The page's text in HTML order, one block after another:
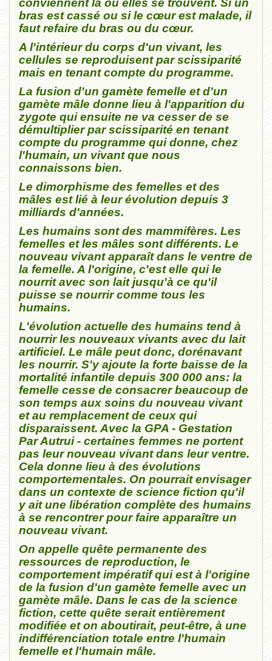
conviennent là où elles se trouvent. Si un
bras est cassé ou si le cœur est malade, il
faut refaire du bras ou du cœur.
A l'intérieur du corps d'un vivant, les
cellules se reproduisent par scissiparité
mais en tenant compte du programme.
La fusion d'un gamète femelle et d'un
gamète mâle donne lieu à l'apparition du
zygote qui ensuite ne va cesser de se
démultiplier par scissiparité en tenant
compte du programme qui donne, chez
l'humain, un vivant que nous
connaissons bien.
Le dimorphisme des femelles et des
mâles est lié à leur évolution depuis 3
milliards d'années.
Les humains sont des mammifères. Les
femelles et les mâles sont différents. Le
nouveau vivant apparaît dans le ventre de
la femelle. A l'origine, c'est elle qui le
nourrit avec son lait jusqu'à ce qu'il
puisse se nourrir comme tous les
humains.
L'évolution actuelle des humains tend à
nourrir les nouveaux vivants avec du lait
artificiel. Le mâle peut donc, dorénavant
les nourrir. S'y ajoute la forte baisse de la
mortalité infantile depuis 300 000 ans: la
femelle cesse de consacrer beaucoup de
son temps aux soins du nouveau vivant
et au remplacement de ceux qui
disparaissent. Avec la GPA - Gestation
Par Autrui - certaines femmes ne portent
pas leur nouveau vivant dans leur ventre.
Cela donne lieu à des évolutions
comportementales. On pourrait envisager
dans un contexte de science fiction qu'il
y ait une libération complète des humains
à se rencontrer pour faire apparaître un
nouveau vivant.
On appelle quête permanente des
ressources de reproduction, le
comportement impératif qui est à l'origine
de la fusion d'un gamète femelle avec un
gamète mâle. Dans le cas de la science
fiction, cette quête serait entièrement
modifiée et on aboutirait, peut-être, à une
indifférenciation totale entre l'humain
femelle et l'humain mâle.